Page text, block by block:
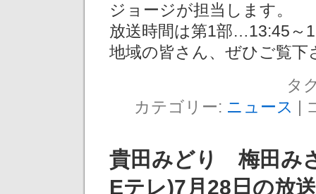
ジョージが担当します。
放送時間は第1部…13:45～
地域の皆さん、ぜひご覧下
タ
カテゴリー: ニュース |
貴田みどり 梅田み
Eテレ)7月28日の放